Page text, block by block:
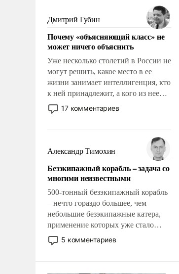
знанием, что мировая политика
имеет свойство заявляться на порог
нашего дома.
Дмитрий Губин
Почему «объясняющий класс» не
может ничего объяснить
Уже несколько столетий в России не
могут решить, какое место в ее
жизни занимает интеллигенция, кто
к ней принадлежит, а кого из нее
исключили с правом
восстановления и без оного. И чем
казалось, что эти вопросы решены
раз и навсегда, но – нет, не решены.
17 комментариев
Александр Тимохин
Безэкипажный корабль – задача со
многими неизвестными
500-тонный безэкипажный корабль
– нечто гораздо большее, чем
небольшие безэкипажные катера,
применение которых уже стало
обыденностью. Задача по созданию
такого корабля очень сложна и
5 комментариев